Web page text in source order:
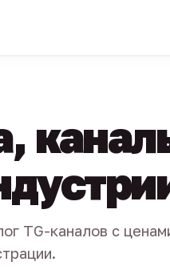
TG-каналов с